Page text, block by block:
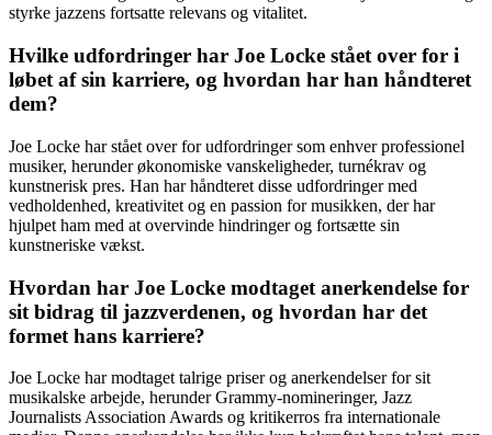
styrke jazzens fortsatte relevans og vitalitet.
Hvilke udfordringer har Joe Locke stået over for i
løbet af sin karriere, og hvordan har han håndteret
dem?
Joe Locke har stået over for udfordringer som enhver professionel
musiker, herunder økonomiske vanskeligheder, turnékrav og
kunstnerisk pres. Han har håndteret disse udfordringer med
vedholdenhed, kreativitet og en passion for musikken, der har
hjulpet ham med at overvinde hindringer og fortsætte sin
kunstneriske vækst.
Hvordan har Joe Locke modtaget anerkendelse for
sit bidrag til jazzverdenen, og hvordan har det
formet hans karriere?
Joe Locke har modtaget talrige priser og anerkendelser for sit
musikalske arbejde, herunder Grammy-nomineringer, Jazz
Journalists Association Awards og kritikerros fra internationale